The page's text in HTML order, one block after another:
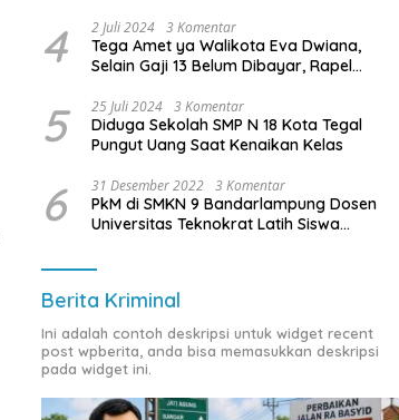
Lampung
4 2 Juli 2024 3 Komentar
Tega Amet ya Walikota Eva Dwiana,
Selain Gaji 13 Belum Dibayar, Rapel
Dibayar
5 25 Juli 2024 3 Komentar
Diduga Sekolah SMP N 18 Kota Tegal
Pungut Uang Saat Kenaikan Kelas
6 31 Desember 2022 3 Komentar
PkM di SMKN 9 Bandarlampung Dosen
Universitas Teknokrat Latih Siswa
Berita Kriminal
Ini adalah contoh deskripsi untuk widget recent
post wpberita, anda bisa memasukkan deskripsi
pada widget ini.